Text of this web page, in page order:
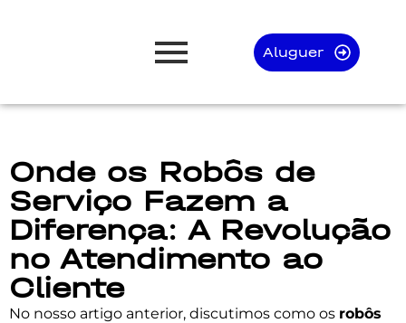
Aluguer
Onde os Robôs de
Serviço Fazem a
Diferença: A Revolução
no Atendimento ao
Cliente
No nosso artigo anterior, discutimos como os robôs